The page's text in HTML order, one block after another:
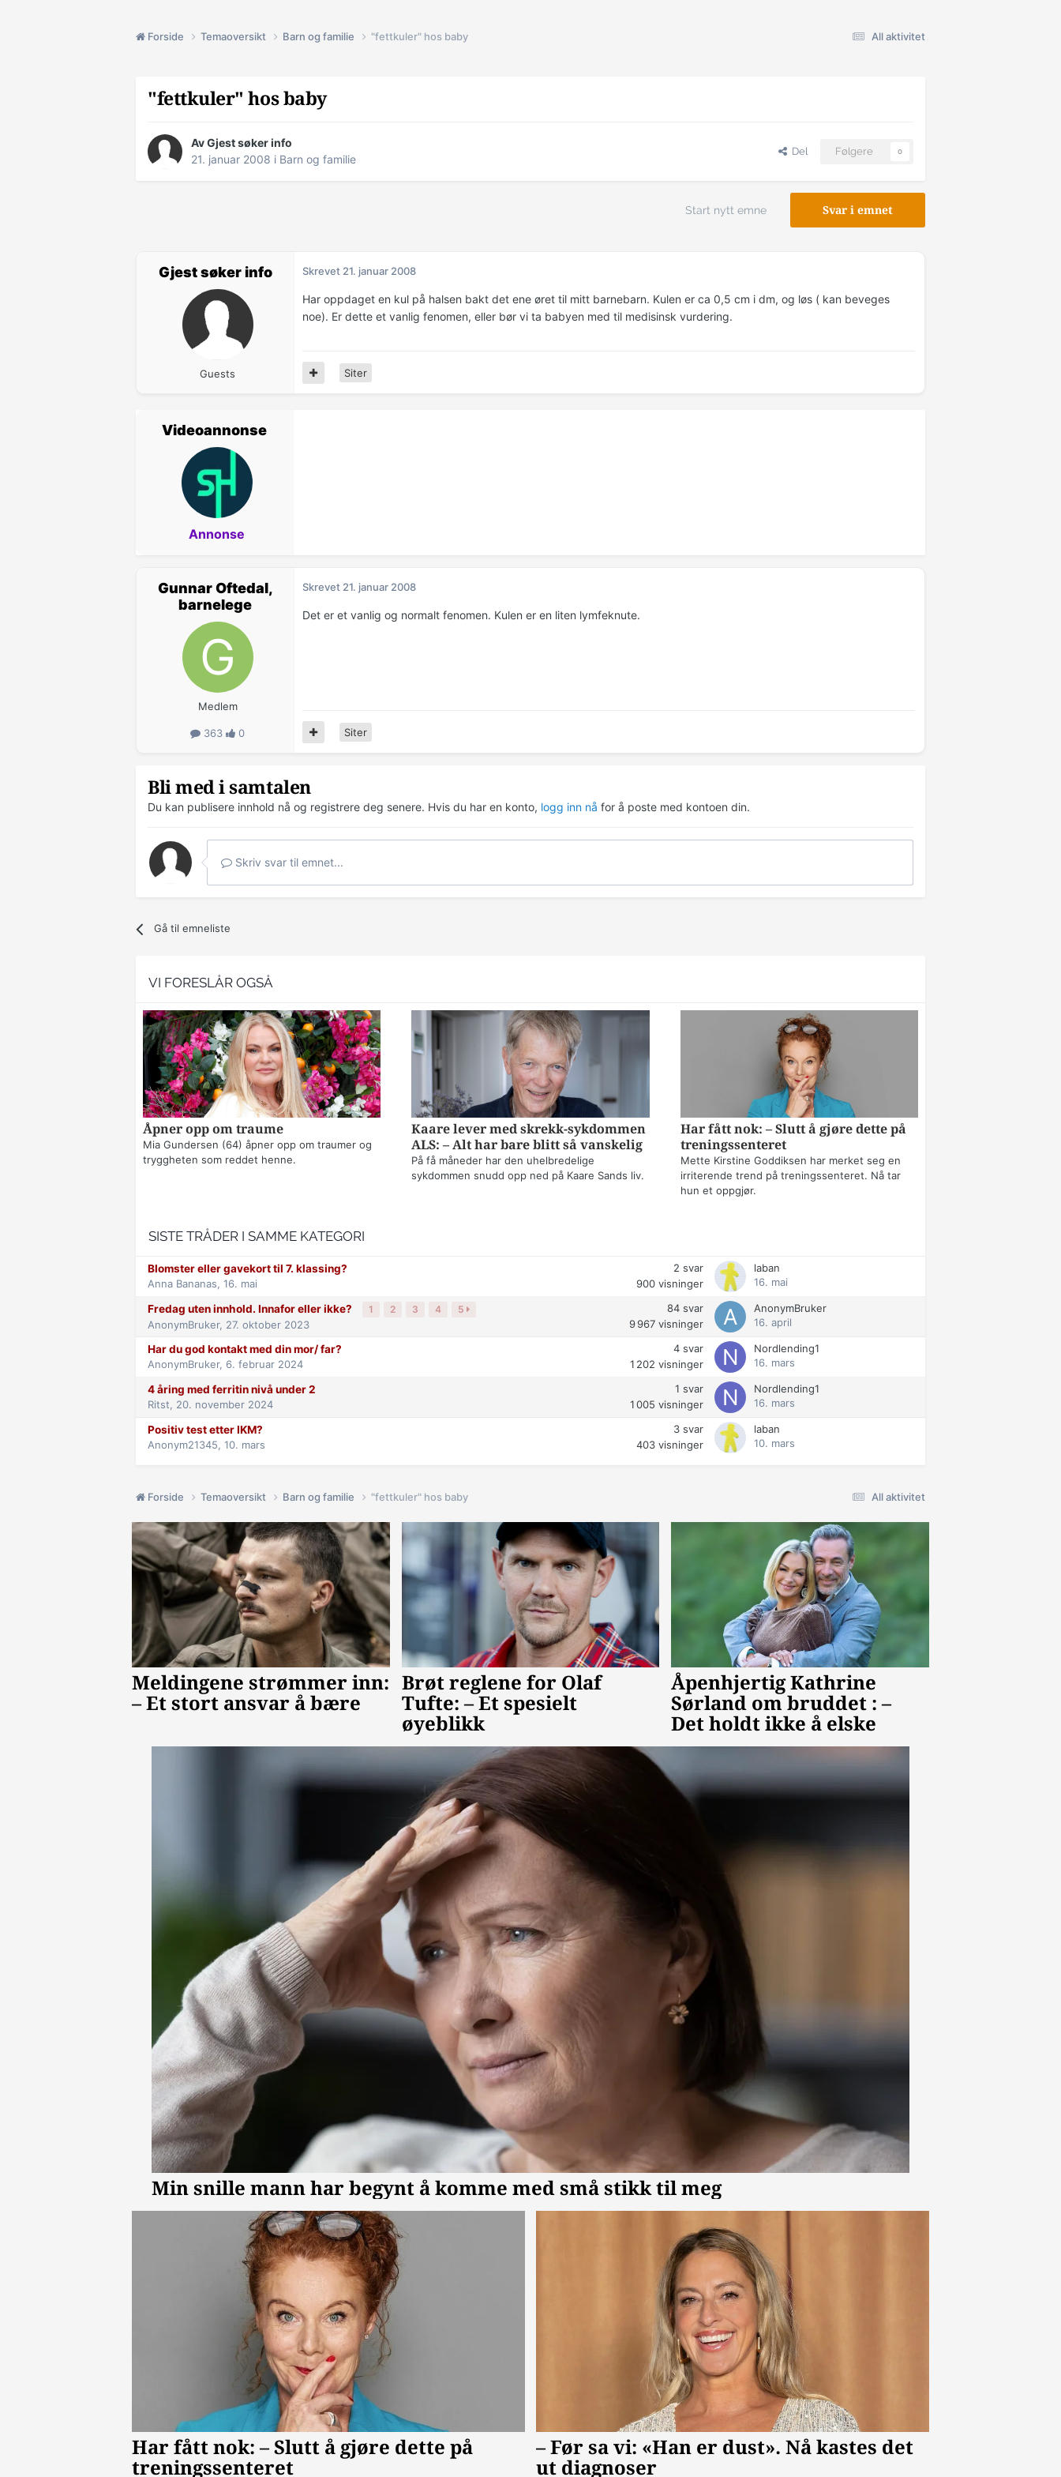
All aktivitet
Forside Temaoversikt Barn og familie "fettkuler" hos baby
"fettkuler" hos baby
Av Gjest søker info
21. januar 2008 i Barn og familie
Del Følgere 0
Svar i emnet
Start nytt emne
Gjest søker info
Guests
Skrevet 21. januar 2008
Har oppdaget en kul på halsen bakt det ene øret til mitt barnebarn. Kulen er ca 0,5 cm i dm, og løs ( kan beveges
noe). Er dette et vanlig fenomen, eller bør vi ta babyen med til medisinsk vurdering.
Siter
Videoannonse
Annonse
Gunnar Oftedal,
barnelege
Medlem
363 0
Skrevet 21. januar 2008
Det er et vanlig og normalt fenomen. Kulen er en liten lymfeknute.
Siter
Bli med i samtalen
Du kan publisere innhold nå og registrere deg senere. Hvis du har en konto, logg inn nå for å poste med kontoen din.
Skriv svar til emnet...
Gå til emneliste
VI FORESLÅR OGSÅ
Åpner opp om traume
Mia Gundersen (64) åpner opp om traumer og
tryggheten som reddet henne.
Kaare lever med skrekk-sykdommen
ALS: – Alt har bare blitt så vanskelig
På få måneder har den uhelbredelige
sykdommen snudd opp ned på Kaare Sands liv.
Har fått nok: – Slutt å gjøre dette på
treningssenteret
Mette Kirstine Goddiksen har merket seg en
irriterende trend på treningssenteret. Nå tar
hun et oppgjør.
SISTE TRÅDER I SAMME KATEGORI
Blomster eller gavekort til 7. klassing?
Anna Bananas, 16. mai
2 svar
900 visninger
laban
16. mai
Fredag uten innhold. Innafor eller ikke? 1 2 3 4 5
AnonymBruker, 27. oktober 2023
84 svar
9 967 visninger
AnonymBruker
16. april
Har du god kontakt med din mor/ far?
AnonymBruker, 6. februar 2024
4 svar
1 202 visninger
Nordlending1
16. mars
4 åring med ferritin nivå under 2
Ritst, 20. november 2024
1 svar
1 005 visninger
Nordlending1
16. mars
Positiv test etter IKM?
Anonym21345, 10. mars
3 svar
403 visninger
laban
10. mars
All aktivitet
Forside Temaoversikt Barn og familie "fettkuler" hos baby